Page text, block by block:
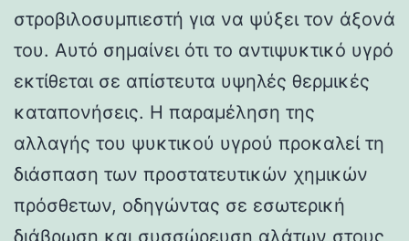
στροβιλοσυμπιεστή για να ψύξει τον άξονά
του. Αυτό σημαίνει ότι το αντιψυκτικό υγρό
εκτίθεται σε απίστευτα υψηλές θερμικές
καταπονήσεις. Η παραμέληση της
αλλαγής του ψυκτικού υγρού προκαλεί τη
διάσπαση των προστατευτικών χημικών
πρόσθετων, οδηγώντας σε εσωτερική
διάβρωση και συσσώρευση αλάτων στους